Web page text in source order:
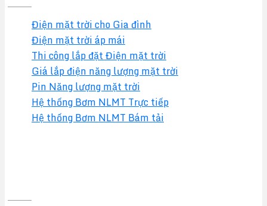
Điện mặt trời cho Gia đình
Điện mặt trời áp mái
Thi công lắp đặt Điện mặt trời
Giá lắp điện năng lượng mặt trời
Pin Năng lượng mặt trời
Hệ thống Bơm NLMT Trực tiếp
Hệ thống Bơm NLMT Bám tải